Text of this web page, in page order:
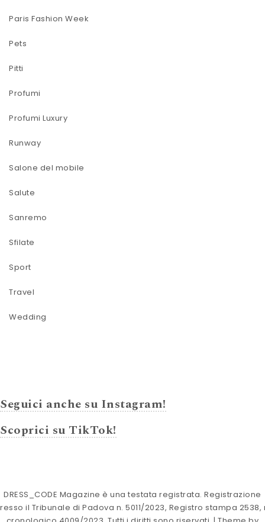
Paris Fashion Week
Pets
Pitti
Profumi
Profumi Luxury
Runway
Salone del mobile
Salute
Sanremo
Sfilate
Sport
Travel
Wedding
Seguici anche su Instagram!
Scoprici su TikTok!
DRESS_CODE Magazine è una testata registrata. Registrazione
il Tribunale di Padova n. 5011/2023, Registro stampa 2538,